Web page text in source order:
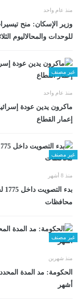
منذ عام واحد
للوحدات والمحالاليوم الثلاثاء، 6 مايو 2025
غير مصنف
منذ عام واحد
ماكرون يدين عودة
إعمار القطاع
غير مصنف
منذ 8 أشهر
محافظات
غير مصنف
منذ شهرين
أشهر